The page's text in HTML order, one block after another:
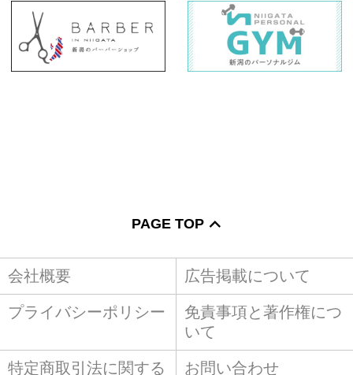
PAGE TOP
会社概要 広告掲載について
プライバシーポリシー
免責事項と著作権につ
いて
特定商取引法に関する お問い合わせ